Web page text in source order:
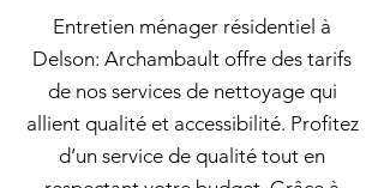
Entretien ménager résidentiel à
Delson: Archambault offre des tarifs
de nos services de nettoyage qui
allient qualité et accessibilité. Profitez
d’un service de qualité tout en